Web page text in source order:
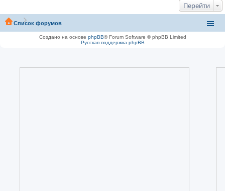
Перейти
Список форумов
Создано на основе phpBB® Forum Software © phpBB Limited
Русская поддержка phpBB